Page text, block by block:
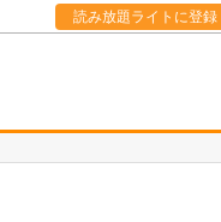
読み放題ライトに登録